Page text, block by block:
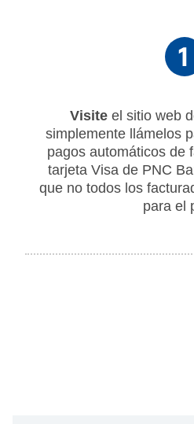
Visiteel sitio web
simplemente llámelos
pagos automáticos de
tarjeta Visa de PNC
que no todos los
para el